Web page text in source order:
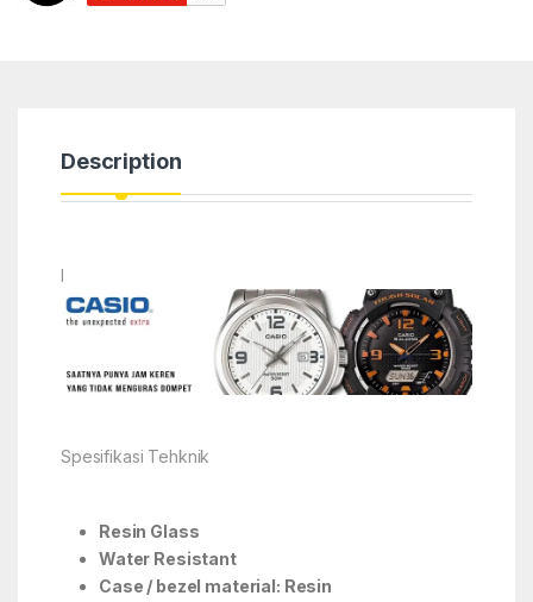
Description
l
Spesifikasi Tehknik
Resin Glass
Water Resistant
Case / bezel material: Resin